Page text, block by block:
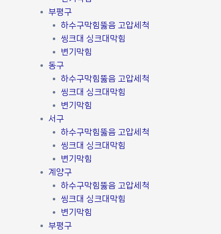
부평구
하수구막힘뚫음 고압세척
씽크대 싱크대막힘
변기막힘
동구
하수구막힘뚫음 고압세척
씽크대 싱크대막힘
변기막힘
서구
하수구막힘뚫음 고압세척
씽크대 싱크대막힘
변기막힘
계양구
하수구막힘뚫음 고압세척
씽크대 싱크대막힘
변기막힘
부평구